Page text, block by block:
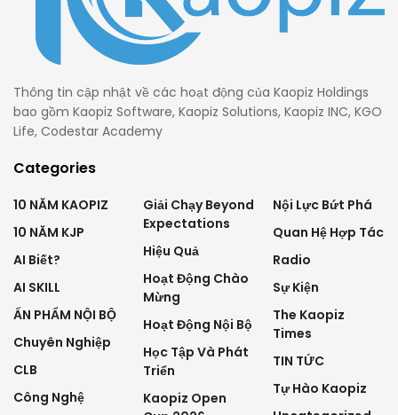
Thông tin cập nhật về các hoạt động của Kaopiz Holdings
bao gồm Kaopiz Software, Kaopiz Solutions, Kaopiz INC, KGO
Life, Codestar Academy
Categories
10 NĂM KAOPIZ
10 NĂM KJP
AI Biết?
AI SKILL
ẤN PHẨM NỘI BỘ
Chuyên Nghiệp
CLB
Công Nghệ
Giải Chạy Beyond
Expectations
Hiệu Quả
Hoạt Động Chào
Mừng
Hoạt Động Nội Bộ
Học Tập Và Phát
Triển
Kaopiz Open
Nội Lực Bứt Phá
Quan Hệ Hợp Tác
Radio
Sự Kiện
The Kaopiz
Times
TIN TỨC
Tự Hào Kaopiz